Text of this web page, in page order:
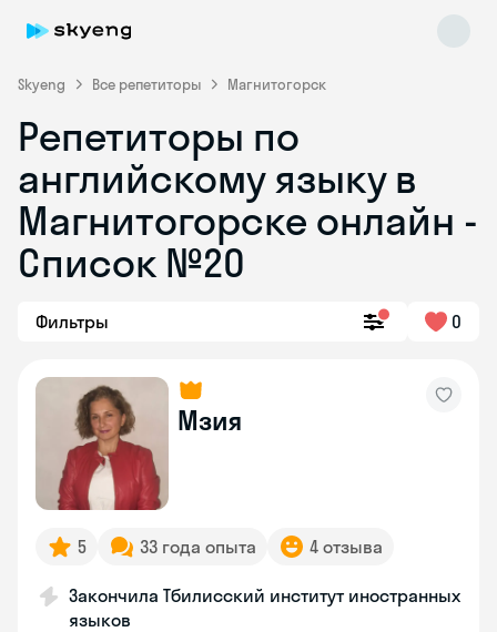
Skyeng Все репетиторы Магнитогорск
Репетиторы по
английскому языку в
Магнитогорске онлайн -
Список №20
Фильтры 0
Мзия
5 33 года опыта 4 отзыва
Закончила Тбилисский институт иностранных
языков